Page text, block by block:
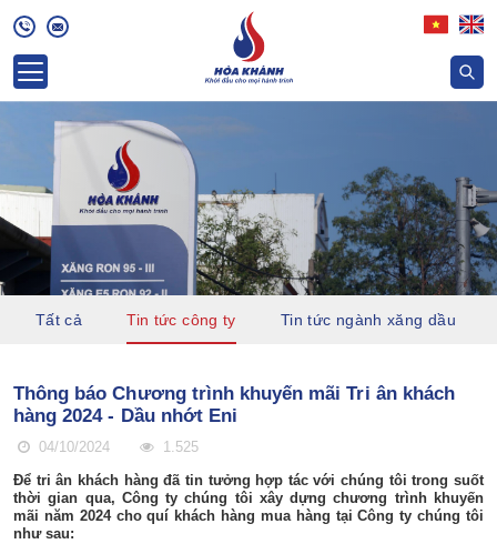
Tất cả Tin tức công ty Tin tức ngành xăng dầu
Thông báo Chương trình khuyến mãi Tri ân khách
hàng 2024 - Dầu nhớt Eni
04/10/2024
1.525
Để tri ân khách hàng đã tin tưởng hợp tác với chúng tôi trong suốt
thời gian qua, Công ty chúng tôi xây dựng chương trình khuyến
mãi năm 2024 cho quí khách hàng mua hàng tại Công ty chúng tôi
như sau: